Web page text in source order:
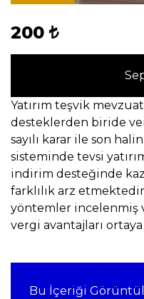
200
Yatırım teşvik
desteklerden biride
sayılı karar ile son
sisteminde tevsi
indirim desteğinde
farklılık arz
yöntemler incelenmiş
vergi avantajları ortaya
Bu İçeriği